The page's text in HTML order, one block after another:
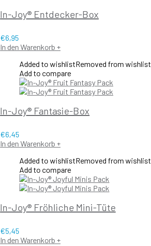
In-Joy® Entdecker-Box
€6,95
In den Warenkorb +
Added to wishlistRemoved from wishlist
Add to compare
In-Joy® Fantasie-Box
€6,45
In den Warenkorb +
Added to wishlistRemoved from wishlist
Add to compare
In-Joy® Fröhliche Mini-Tüte
€5,45
In den Warenkorb +